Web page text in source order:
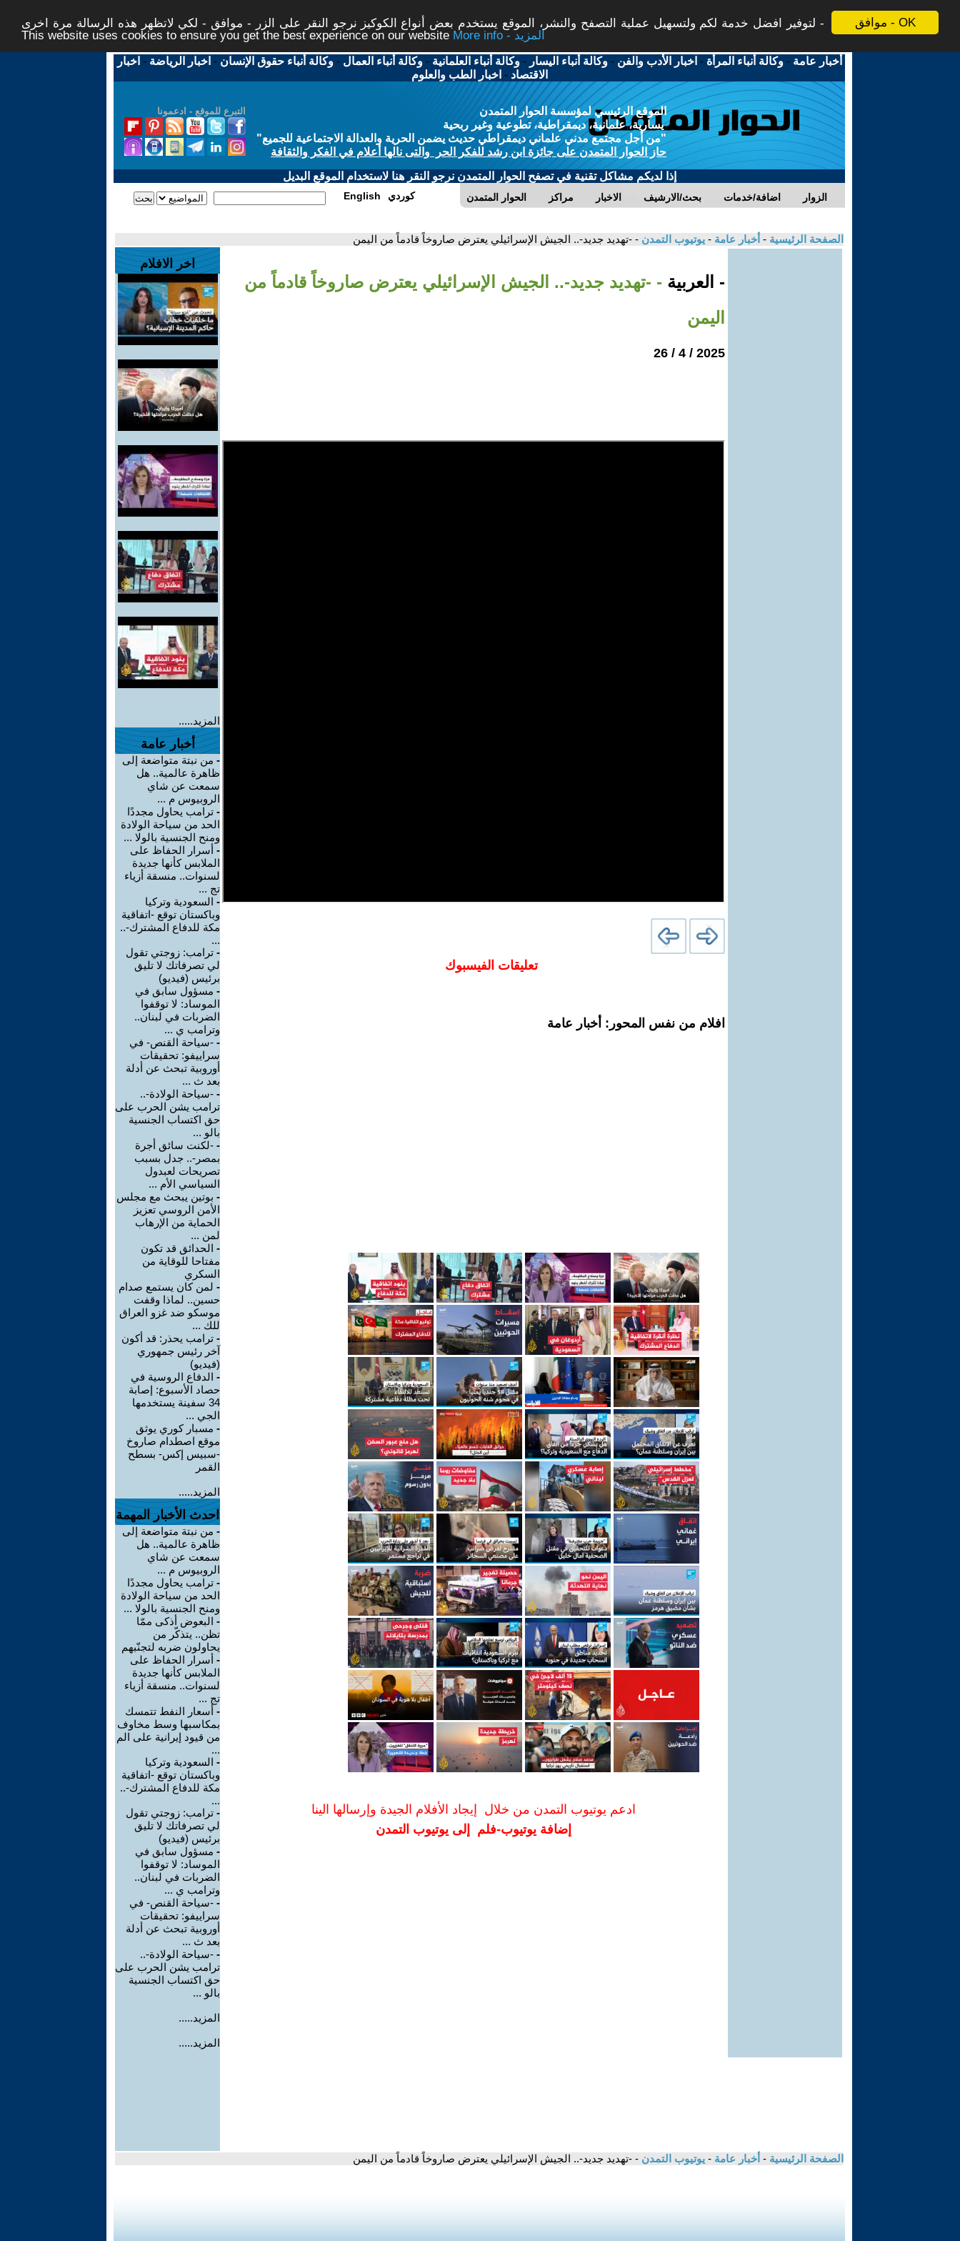
موافق - OK
لتوفير افضل خدمة لكم ولتسهيل عملية التصفح والنشر، الموقع يستخدم بعض أنواع الكوكيز نرجو النقر على الزر - موافق - لكي لاتظهر هذه الرسالة مرة اخرى -
This website uses cookies to ensure you get the best experience on our website
More info - المزيد
أخبار عامة -وكالة أنباء المرأة - اخبار الأدب والفن -وكالة أنباء اليسار -وكالة أنباء العلمانية -وكالة أنباء العمال -وكالة أنباء حقوق الإنسان - اخبار الرياضة - اخبار
الاقتصاد - اخبار الطب والعلوم
التبرع للموقع - ادعمونا
الموقع الرئيسي لمؤسسة الحوار المتمدن
يسارية، علمانية، ديمقراطية، تطوعية وغير ربحية
"من أجل مجتمع مدني علماني ديمقراطي حديث يضمن الحرية والعدالة الاجتماعية للجميع"
حاز الحوار المتمدن على جائزة ابن رشد للفكر الحر والتى نالها أعلام في الفكر والثقافة
إذا لديكم مشاكل تقنية في تصفح الحوار المتمدن نرجو النقر هنا لاستخدام الموقع البديل
الحوار المتمدن مراكز الاخبار بحث/الارشيف اضافة/خدمات الزوار English كوردي
الصفحة الرئيسية - أخبار عامة - يوتيوب التمدن - -تهديد جديد-.. الجيش الإسرائيلي يعترض صاروخاً قادماً من اليمن
- العربية - -تهديد جديد-.. الجيش الإسرائيلي يعترض صاروخاً قادماً من
اليمن
2025 / 4 / 26
تعليقات الفيسبوك
افلام من نفس المحور: أخبار عامة
ادعم يوتيوب التمدن من خلال إيجاد الأفلام الجيدة وإرسالها الينا
إضافة يوتيوب-فلم إلى يوتيوب التمدن
اخر الافلام
المزيد.....
أخبار عامة
- من نبتة متواضعة إلى
ظاهرة عالمية.. هل
سمعت عن شاي
الروبيوس م ...
- ترامب يحاول مجددًا
الحد من سياحة الولادة
ومنح الجنسية بالولا ...
- أسرار الحفاظ على
الملابس كأنها جديدة
لسنوات.. منسقة أزياء
تج ...
- السعودية وتركيا
وباكستان توقع -اتفاقية
مكة للدفاع المشترك-..
...
- ترامب: زوجتي تقول
لي تصرفاتك لا تليق
برئيس (فيديو)
- مسؤول سابق في
الموساد: لا توقفوا
الضربات في لبنان..
وترامب ي ...
- -سياحة القنص- في
سراييفو: تحقيقات
أوروبية تبحث عن أدلة
بعد ث ...
- -سياحة الولادة-..
ترامب يشن الحرب على
حق اكتساب الجنسية
بالو ...
- -لكنت سائق أجرة
بمصر-.. جدل بسبب
تصريحات لعبدول
السياسي الأم ...
- بوتين يبحث مع مجلس
الأمن الروسي تعزيز
الحماية من الإرهاب
لمن ...
- الحدائق قد تكون
مفتاحا للوقاية من
السكري
- لمن كان يستمع صدام
حسين.. لماذا وقفت
موسكو ضد غزو العراق
للك ...
- ترامب يحذر: قد أكون
آخر رئيس جمهوري
(فيديو)
- الدفاع الروسية في
حصاد الأسبوع: إصابة
34 سفينة يستخدمها
الجي ...
- مسبار كوري يوثق
موقع اصطدام صاروخ
-سبيس إكس- بسطح
القمر
المزيد.....
احدث الأخبار المهمة
- من نبتة متواضعة إلى
ظاهرة عالمية.. هل
سمعت عن شاي
الروبيوس م ...
- ترامب يحاول مجددًا
الحد من سياحة الولادة
ومنح الجنسية بالولا ...
- البعوض أذكى ممّا
تظن.. يتذكّر من
يحاولون ضربه لتجنّبهم
- أسرار الحفاظ على
الملابس كأنها جديدة
لسنوات.. منسقة أزياء
تج ...
- أسعار النفط تتمسك
بمكاسبها وسط مخاوف
من قيود إيرانية على الم
...
- السعودية وتركيا
وباكستان توقع -اتفاقية
مكة للدفاع المشترك-..
...
- ترامب: زوجتي تقول
لي تصرفاتك لا تليق
برئيس (فيديو)
- مسؤول سابق في
الموساد: لا توقفوا
الضربات في لبنان..
وترامب ي ...
- -سياحة القنص- في
سراييفو: تحقيقات
أوروبية تبحث عن أدلة
بعد ث ...
- -سياحة الولادة-..
ترامب يشن الحرب على
حق اكتساب الجنسية
بالو ...
المزيد.....
المزيد.....
الصفحة الرئيسية - أخبار عامة - يوتيوب التمدن - -تهديد جديد-.. الجيش الإسرائيلي يعترض صاروخاً قادماً من اليمن